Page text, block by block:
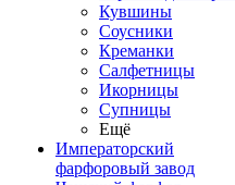
Кувшины
Соусники
Креманки
Салфетницы
Икорницы
Супницы
Ещё
Императорский
фарфоровый завод